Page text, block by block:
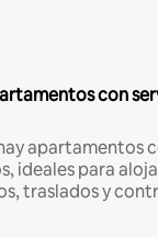
con
apartamentos
ideales para
traslados y